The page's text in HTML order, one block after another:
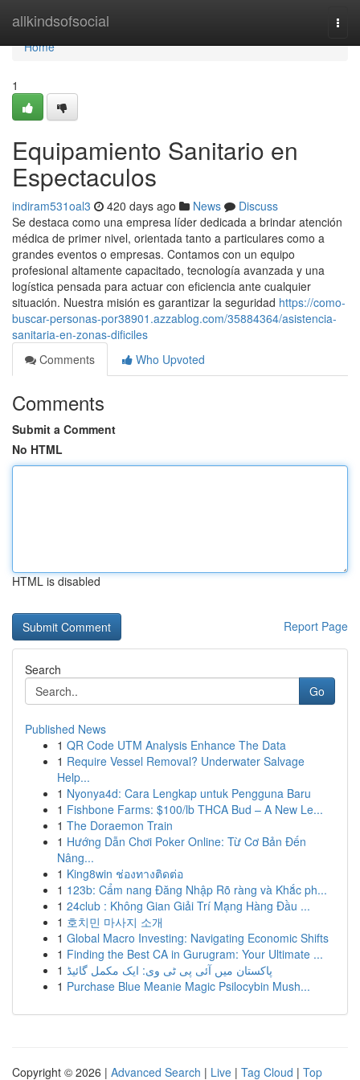
allkindsofsocial
Home
Home
1
Equipamiento Sanitario en
Espectaculos
indiram531oal3 420 days ago News
Discuss
Se destaca como una empresa líder dedicada a brindar atención
médica de primer nivel, orientada tanto a particulares como a
grandes eventos o empresas. Contamos con un equipo
profesional altamente capacitado, tecnología avanzada y una
logística pensada para actuar con eficiencia ante cualquier
situación. Nuestra misión es garantizar la seguridad https://como-
buscar-personas-por38901.azzablog.com/35884364/asistencia-
sanitaria-en-zonas-dificiles
Comments
Who Upvoted
Comments
Submit a Comment
No HTML
HTML is disabled
Report Page
Search
Go
Published News
1 QR Code UTM Analysis Enhance The Data
1 Require Vessel Removal? Underwater Salvage
Help...
1 Nyonya4d: Cara Lengkap untuk Pengguna Baru
1 Fishbone Farms: $100/lb THCA Bud – A New Le...
1 The Doraemon Train
1 Hướng Dẫn Chơi Poker Online: Từ Cơ Bản Đến
Nâng...
1 King8win ช่องทางติดต่อ
1 123b: Cẩm nang Đăng Nhập Rõ ràng và Khắc ph...
1 24club : Không Gian Giải Trí Mạng Hàng Đầu ...
1 호치민 마사지 소개
1 Global Macro Investing: Navigating Economic Shifts
1 Finding the Best CA in Gurugram: Your Ultimate ...
1 پاکستان میں آئی پی ٹی وی: ایک مکمل گائیڈ
1 Purchase Blue Meanie Magic Psilocybin Mush...
Copyright © 2026 | Advanced Search | Live | Tag Cloud | Top